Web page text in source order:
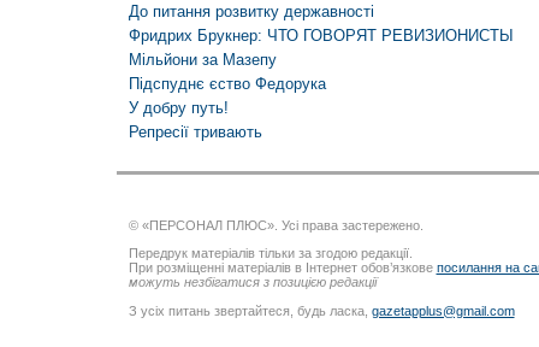
До питання розвитку державності
Фридрих Брукнер: ЧТО ГОВОРЯТ РЕВИЗИОНИСТЫ
Мільйони за Мазепу
Підспуднє єство Федорука
У добру путь!
Репресії тривають
© «ПЕРСОНАЛ ПЛЮС». Усі права застережено.
Передрук матеріалів тільки за згодою редакції.
При розміщенні матеріалів в Інтернет обов’язкове посилання на
можуть незбігатися з позицією редакції
З усіх питань звертайтеся, будь ласка, gazetapplus@gmail.com